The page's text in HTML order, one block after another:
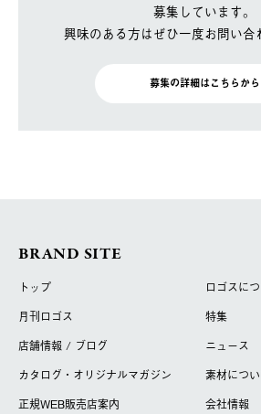
募集しています。
興味のある方はぜひ一度お問い合
募集の詳細はこちらから
BRAND SITE
トップ
ロゴスに
月刊ロゴス
特集
店舗情報 / ブログ
ニュース
カタログ・オリジナルマガジン
素材につ
正規WEB販売店案内
会社情報